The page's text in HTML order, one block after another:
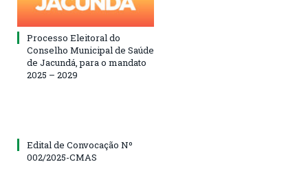
Processo Eleitoral do
Conselho Municipal de Saúde
de Jacundá, para o mandato
2025 – 2029
Edital de Convocação Nº
002/2025-CMAS